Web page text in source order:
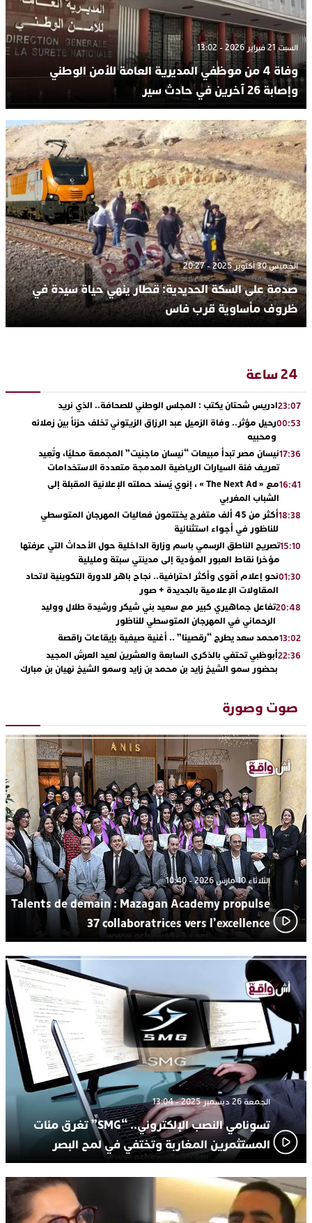
السبت 21 فبراير 2026 - 13:02
وفاة 4 من موظفي المديرية العامة للأمن الوطني
وإصابة 26 آخرين في حادث سير
الخميس 30 أكتوبر 2025 - 20:27
صدمة على السكة الحديدية: قطار ينهي حياة سيدة في
ظروف مأساوية قرب فاس
24 ساعة
23:07ادريس شحتان يكتب : المجلس الوطني للصحافة.. الذي نريد
00:53رحيل مؤثر.. وفاة الزميل عبد الرزاق الزيتوني تخلف حزناً بين زملائه
ومحبيه
17:36نيسان مصر تبدأ مبيعات “نيسان ماجنيت” المجمعة محليًا، وتُعِيد
تعريف فئة السيارات الرياضية المدمجة متعددة الاستخدامات
16:41
مع « The Next Ad » ، إنوي يُسند حملته الإعلانية المقبلة إلى
الشباب المغربي
18:38
أكثر من 45 ألف متفرج يختتمون فعاليات المهرجان المتوسطي
للناظور في أجواء استثنائية
15:10تصريح الناطق الرسمي باسم وزارة الداخلية حول الأحداث التي عرفتها
مؤخرا نقاط العبور المؤدية إلى مدينتي سبتة ومليلية
01:30نحو إعلام أقوى وأكثر احترافية.. نجاح باهر للدورة التكوينية لاتحاد
المقاولات الإعلامية بالجديدة + صور
20:48تفاعل جماهيري كبير مع سعيد بني شيكر ورشيدة طلال ووليد
الرحماني في المهرجان المتوسطي للناظور
13:02محمد سعد يطرح “رقصينا” .. أغنية صيفية بإيقاعات راقصة
22:36أبوظبي تحتفي بالذكرى السابعة والعشرين لعيد العرش المجيد
بحضور سمو الشيخ زايد بن محمد بن زايد وسمو الشيخ نهيان بن مبارك
“كوفرة فالغيس”
19:11يقظة أمنية تنهي كابوس الفتاة القاصر: كواليس مثيرة لعملية تحرير
17:27 اتحاد المقاولات الإعلامية يقود قاطرة التكوين بالجديدة ويستضيف
الإعلامي سعيد بلفقير في دورة استثنائية
23:18ترسيخا لثقافة ترشيد الموارد المائية.. اختتام فعاليات النسخة الثانية
من “القرية الذكية للماء” بمركز الاصطياف ببوزنيقة
صوت وصورة
الثلاثاء 10 مارس 2026 - 10:40
Talents de demain : Mazagan Academy propulse
37 collaboratrices vers l’excellence
الجمعة 26 ديسمبر 2025 - 13:04
تسونامي النصب الإلكتروني.. “SMG” تغرق مئات
المستثمرين المغاربة وتختفي في لمح البصر